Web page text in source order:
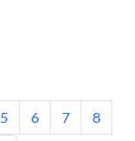
Page
5 Page
6 Page
7 Page
8